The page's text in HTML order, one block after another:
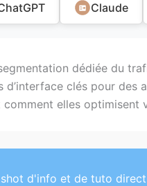
Claude
dédiée du
clés pour des
elles optimisent
shot d'info et de tuto